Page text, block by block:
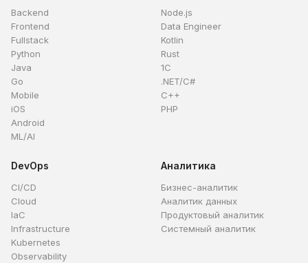
Backend
Frontend
Fullstack
Python
Java
Go
Mobile
iOS
Android
ML/AI
Node.js
Data Engineer
Kotlin
Rust
1C
.NET/C#
C++
PHP
DevOps
CI/CD
Cloud
IaC
Infrastructure
Kubernetes
Observability
Аналитика
Бизнес-аналитик
Аналитик данных
Продуктовый аналитик
Системный аналитик